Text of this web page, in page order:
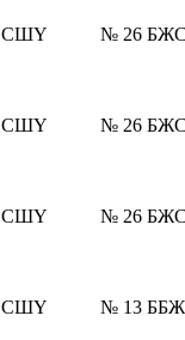
СШҮ № 26
СШҮ № 26
СШҮ № 26
СШҮ № 13